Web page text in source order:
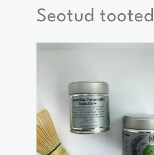
Seotud tooted